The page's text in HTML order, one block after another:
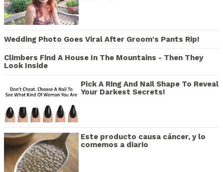
Wedding Photo Goes Viral After Groom's Pants Rip!
Climbers Find A House In The Mountains - Then They
Look Inside
Pick A Ring And Nail Shape To Reveal
Your Darkest Secrets!
Este producto causa cáncer, y lo
comemos a diario